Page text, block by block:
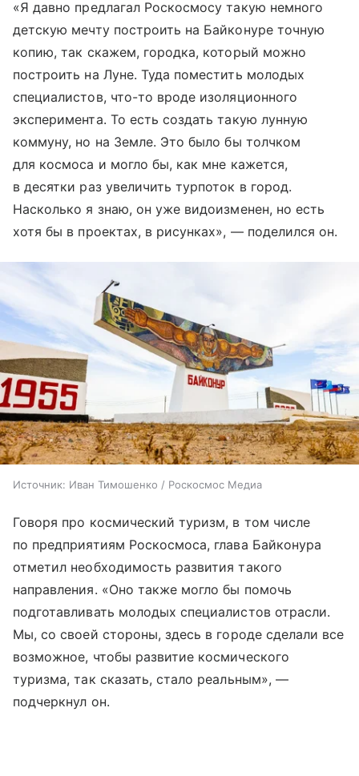
«Я давно предлагал Роскосмосу такую немного
детскую мечту построить на Байконуре точную
копию, так скажем, городка, который можно
построить на Луне. Туда поместить молодых
специалистов, что-то вроде изоляционного
эксперимента. То есть создать такую лунную
коммуну, но на Земле. Это было бы толчком
для космоса и могло бы, как мне кажется,
в десятки раз увеличить турпоток в город.
Насколько я знаю, он уже видоизменен, но есть
хотя бы в проектах, в рисунках», — поделился он.
Источник: Иван Тимошенко / Роскосмос Медиа
Говоря про космический туризм, в том числе
по предприятиям Роскосмоса, глава Байконура
отметил необходимость развития такого
направления. «Оно также могло бы помочь
подготавливать молодых специалистов отрасли.
Мы, со своей стороны, здесь в городе сделали все
возможное, чтобы развитие космического
туризма, так сказать, стало реальным», —
подчеркнул он.